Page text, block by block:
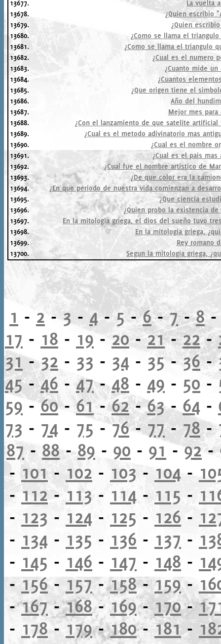
13677.
La vuelta
13678.
¿Quien escribio
13679.
¿Quien
13680.
¿Como se llama el
13681.
¿Como se llama el triangulo
13682.
¿Cual es el numero
13683.
¿Cuanto mide
13684.
¿Cuantos
13685.
¿Que origen tiene el
13686.
Año del
13687.
Mejor mes para
13688.
¿Con el lanzamiento de que satelite
13689.
¿Cual es el metodo adivinatorio mas
13690.
¿Cual es el nombre
13691.
¿Cual es el pais mas
13692.
¿Cual fue el nombre artistico de
13693.
¿De que color era la
13694.
¿En que periodo de nuestra vida comienzan a
13695.
¿Que ciencia
13696.
¿Quien probo la existencia
13697.
En la mitologia griega, el dios del sueño tuvo
13698.
En la mitologia griega,
13699.
Rey romano
13700.
Segun la mitologia griega,
1 - 2-3 - 4-5-6-7-8
17 - 18 - 19-20-21-22-
31-32 - 33 - 34 - 35-36-
45-46-47-48 - 49 - 50 -
59 -60-61-62-63- 64 -
73 - 74 - 75 -76-77-78-
87 - 88 - 89 - 90 - 91 -92-
-101- 102 - 103- 104 -
- 112-113 - 114 - 115 -
- 123 - 124 - 125 - 126 -
- 134 - 135 - 136 - 137 -
- 145 - 146 - 147 - 148 -
-156-157-158-159-
-167-168-169-170-
- 178 - 179-180-181-